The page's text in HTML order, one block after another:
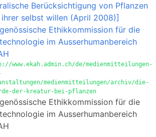
Berücksichtigung von Pflanzen
ihrer selbst willen (April 2008)]
Ethikkommission für die
im Ausserhumanbereich
www.ekah.admin.ch/de/medienmitteilungen-
medienmitteilungen/archiv/die-
der-kreatur-bei-pflanzen
Ethikkommission für die
im Ausserhumanbereich